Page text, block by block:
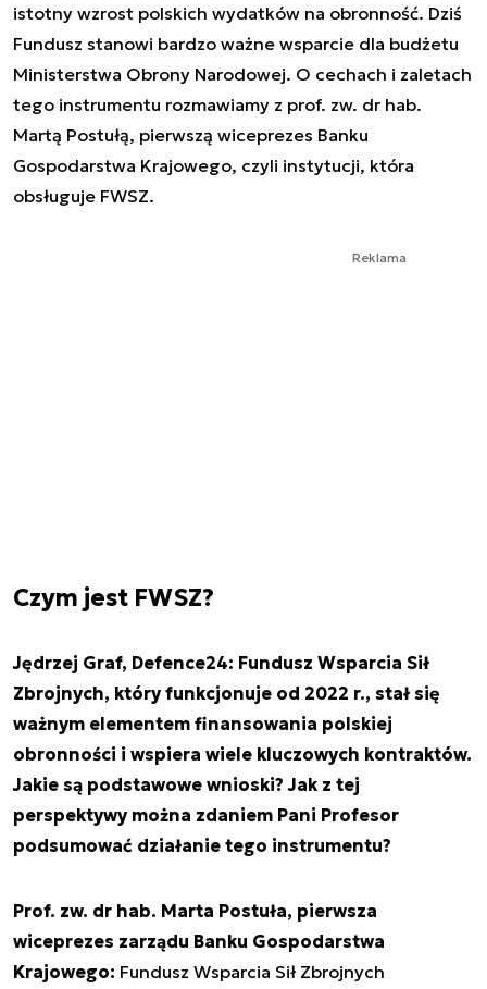
istotny wzrost polskich wydatków na obronność. Dziś
Fundusz stanowi bardzo ważne wsparcie dla budżetu
Ministerstwa Obrony Narodowej. O cechach i zaletach
tego instrumentu rozmawiamy z prof. zw. dr hab.
Martą Postułą, pierwszą wiceprezes Banku
Gospodarstwa Krajowego, czyli instytucji, która
obsługuje FWSZ.
Reklama
Czym jest FWSZ?
Jędrzej Graf, Defence24: Fundusz Wsparcia Sił
Zbrojnych, który funkcjonuje od 2022 r., stał się
ważnym elementem finansowania polskiej
obronności i wspiera wiele kluczowych kontraktów.
Jakie są podstawowe wnioski? Jak z tej
perspektywy można zdaniem Pani Profesor
podsumować działanie tego instrumentu?
Prof. zw. dr hab. Marta Postuła, pierwsza
wiceprezes zarządu Banku Gospodarstwa
Krajowego: Fundusz Wsparcia Sił Zbrojnych